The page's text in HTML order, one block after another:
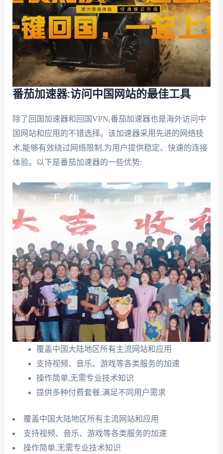
番茄加速器:访问中国网站的最佳工具
除了回国加速器和回国VPN,番茄加速器也是海外访问中
国网站和应用的不错选择。该加速器采用先进的网络技
术,能够有效绕过网络限制,为用户提供稳定、快速的连接
体验。以下是番茄加速器的一些优势:
覆盖中国大陆地区所有主流网站和应用
支持视频、音乐、游戏等各类服务的加速
操作简单,无需专业技术知识
提供多种付费套餐,满足不同用户需求
覆盖中国大陆地区所有主流网站和应用
支持视频、音乐、游戏等各类服务的加速
操作简单,无需专业技术知识